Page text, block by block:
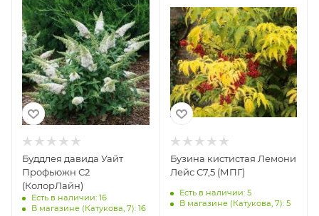
Буддлея давида Уайт
Профьюжн С2
(КолорЛайн)
Есть в наличии: 16
В магазине (Катукова, 7): 16
Бузина кистистая Лемони
Лейс С7,5 (МПГ)
Есть в наличии: 5
В магазине (Катукова, 7): 5